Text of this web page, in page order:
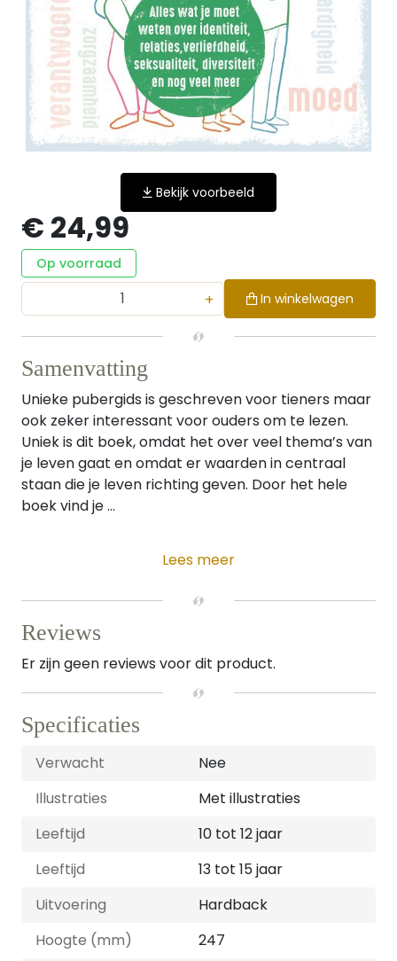
Bekijk voorbeeld
€ 24,99
Op voorraad
+ In winkelwagen
Samenvatting
Unieke pubergids is geschreven voor tieners maar
ook zeker interessant voor ouders om te lezen.
Uniek is dit boek, omdat het over veel thema’s van
je leven gaat en omdat er waarden in centraal
staan die je leven richting geven. Door het hele
boek vind je ...
Lees meer
Reviews
Er zijn geen reviews voor dit product.
Specificaties
Verwacht
Nee
Illustraties
Met illustraties
Leeftijd
10 tot 12 jaar
Leeftijd
13 tot 15 jaar
Uitvoering
Hardback
Hoogte (mm)
247